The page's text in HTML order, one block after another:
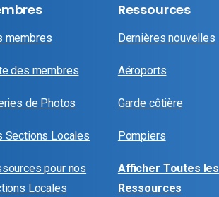
membres
des membres
de Photos
Sections Locales
pour nos
Locales
Ressources
Dernières nouvelles
Aéroports
Garde côtière
Pompiers
Afficher Toutes les
Ressources